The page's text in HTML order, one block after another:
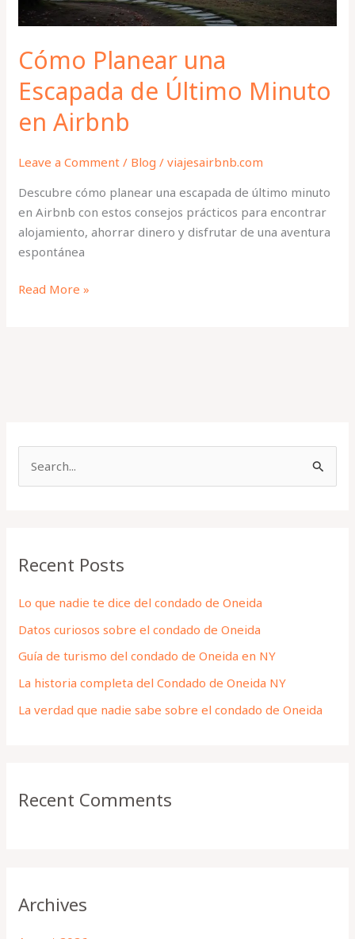
Cómo Planear una
Escapada de Último Minuto
en Airbnb
Leave a Comment / Blog /viajesairbnb.com
Descubre cómo planear una escapada de último minuto
en Airbnb con estos consejos prácticos para encontrar
alojamiento, ahorrar dinero y disfrutar de una aventura
espontánea
Airbnb
Read More »
c
f
o
r
:
Recent Posts
Lo que nadie te dice del condado de Oneida
Datos curiosos sobre el condado de Oneida
Guía de turismo del condado de Oneida en NY
La historia completa del Condado de Oneida NY
La verdad que nadie sabe sobre el condado de Oneida
Recent Comments
Archives